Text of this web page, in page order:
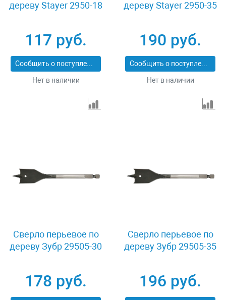
дереву Stayer 2950-18
117 руб.
Сообщить о поступлении
Нет в наличии
дереву Stayer 2950-35
190 руб.
Сообщить о поступлении
Нет в наличии
Сверло перьевое по
дереву Зубр 29505-30
178 руб.
Сверло перьевое по
дереву Зубр 29505-35
196 руб.